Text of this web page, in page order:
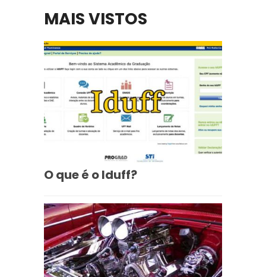
MAIS VISTOS
O que é o Iduff?